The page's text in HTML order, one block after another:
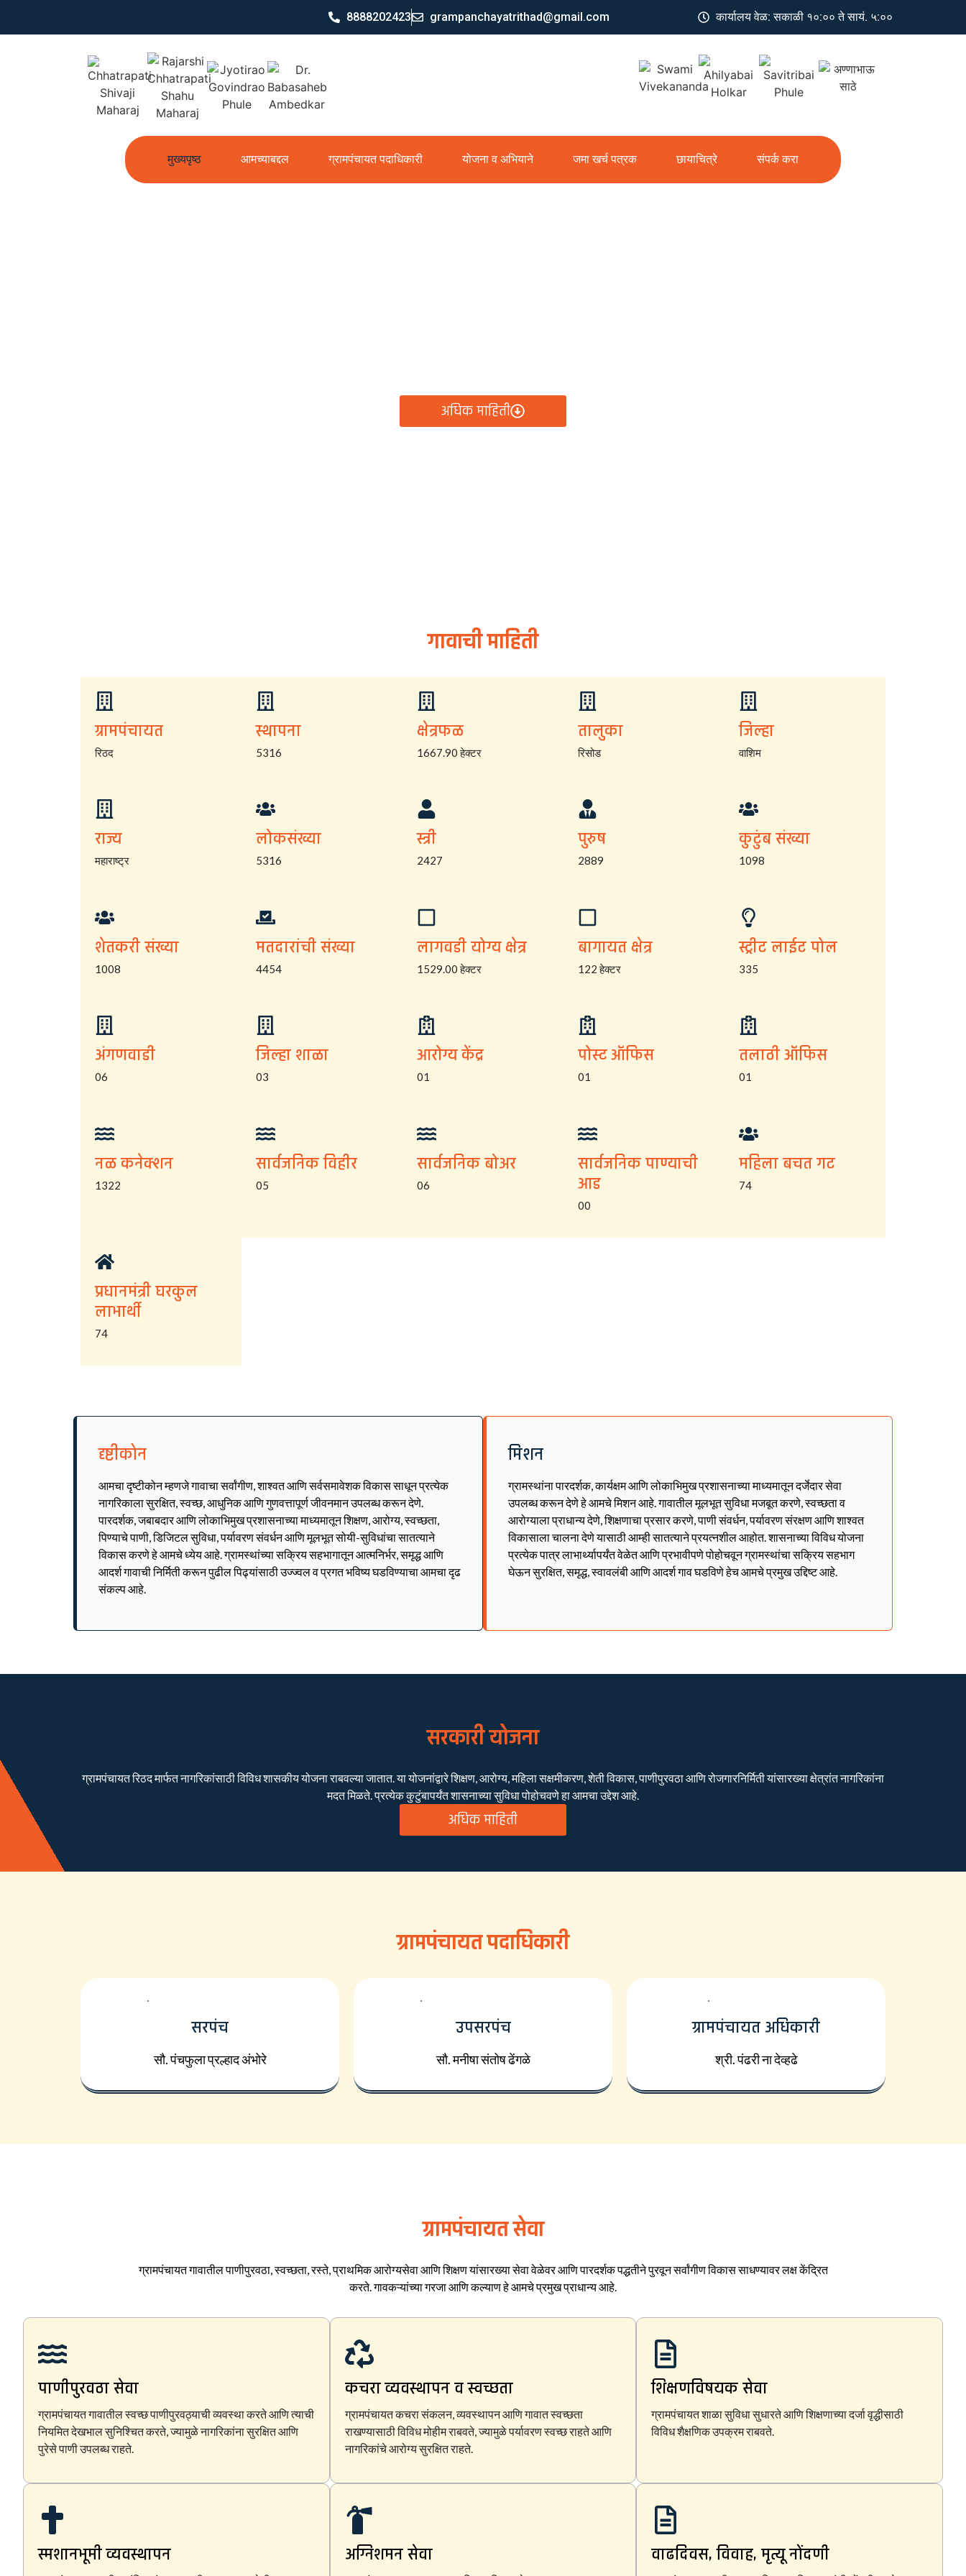
8888202423 grampanchayatrithad@gmail.com कार्यालय वेळ: सकाळी १०:०० ते सायं. ५:००
मुख्यपृष्ठ आमच्याबद्दल ग्रामपंचायत पदाधिकारी योजना व अभियाने जमा खर्च पत्रक छायाचित्रे संपर्क करा
अधिक माहिती
गावाची माहिती
ग्रामपंचायत
रिठद
स्थापना
5316
क्षेत्रफळ
1667.90 हेक्टर
तालुका
रिसोड
जिल्हा
वाशिम
राज्य
महाराष्ट्र
लोकसंख्या
5316
स्त्री
2427
पुरुष
2889
कुटुंब संख्या
1098
शेतकरी संख्या
1008
मतदारांची संख्या
4454
लागवडी योग्य क्षेत्र
1529.00 हेक्टर
बागायत क्षेत्र
122 हेक्टर
स्ट्रीट लाईट पोल
335
अंगणवाडी
06
जिल्हा शाळा
03
आरोग्य केंद्र
01
पोस्ट ऑफिस
01
तलाठी ऑफिस
01
नळ कनेक्शन
1322
सार्वजनिक विहीर
05
सार्वजनिक बोअर
06
सार्वजनिक पाण्याची
आड
00
महिला बचत गट
74
प्रधानमंत्री घरकुल
लाभार्थी
74
दृष्टीकोन
आमचा दृष्टीकोन म्हणजे गावाचा सर्वांगीण, शाश्वत आणि सर्वसमावेशक विकास साधून प्रत्येक
नागरिकाला सुरक्षित, स्वच्छ, आधुनिक आणि गुणवत्तापूर्ण जीवनमान उपलब्ध करून देणे.
पारदर्शक, जबाबदार आणि लोकाभिमुख प्रशासनाच्या माध्यमातून शिक्षण, आरोग्य, स्वच्छता,
पिण्याचे पाणी, डिजिटल सुविधा, पर्यावरण संवर्धन आणि मूलभूत सोयी-सुविधांचा सातत्याने
विकास करणे हे आमचे ध्येय आहे. ग्रामस्थांच्या सक्रिय सहभागातून आत्मनिर्भर, समृद्ध आणि
आदर्श गावाची निर्मिती करून पुढील पिढ्यांसाठी उज्ज्वल व प्रगत भविष्य घडविण्याचा आमचा दृढ
संकल्प आहे.
मिशन
ग्रामस्थांना पारदर्शक, कार्यक्षम आणि लोकाभिमुख प्रशासनाच्या माध्यमातून दर्जेदार सेवा
उपलब्ध करून देणे हे आमचे मिशन आहे. गावातील मूलभूत सुविधा मजबूत करणे, स्वच्छता व
आरोग्याला प्राधान्य देणे, शिक्षणाचा प्रसार करणे, पाणी संवर्धन, पर्यावरण संरक्षण आणि शाश्वत
विकासाला चालना देणे यासाठी आम्ही सातत्याने प्रयत्नशील आहोत. शासनाच्या विविध योजना
प्रत्येक पात्र लाभार्थ्यापर्यंत वेळेत आणि प्रभावीपणे पोहोचवून ग्रामस्थांचा सक्रिय सहभाग
घेऊन सुरक्षित, समृद्ध, स्वावलंबी आणि आदर्श गाव घडविणे हेच आमचे प्रमुख उद्दिष्ट आहे.
सरकारी योजना
ग्रामपंचायत रिठद मार्फत नागरिकांसाठी विविध शासकीय योजना राबवल्या जातात. या योजनांद्वारे शिक्षण, आरोग्य, महिला सक्षमीकरण, शेती विकास, पाणीपुरवठा आणि रोजगारनिर्मिती यांसारख्या क्षेत्रांत नागरिकांना
मदत मिळते. प्रत्येक कुटुंबापर्यंत शासनाच्या सुविधा पोहोचवणे हा आमचा उद्देश आहे.
अधिक माहिती
ग्रामपंचायत पदाधिकारी
सरपंच
सौ. पंचफुला प्रल्हाद अंभोरे
उपसरपंच
सौ. मनीषा संतोष ढेंगळे
ग्रामपंचायत अधिकारी
श्री. पंढरी ना देव्हढे
ग्रामपंचायत सेवा
ग्रामपंचायत गावातील पाणीपुरवठा, स्वच्छता, रस्ते, प्राथमिक आरोग्यसेवा आणि शिक्षण यांसारख्या सेवा वेळेवर आणि पारदर्शक पद्धतीने पुरवून सर्वांगीण विकास साधण्यावर लक्ष केंद्रित
करते. गावकऱ्यांच्या गरजा आणि कल्याण हे आमचे प्रमुख प्राधान्य आहे.
पाणीपुरवठा सेवा
ग्रामपंचायत गावातील स्वच्छ पाणीपुरवठ्याची व्यवस्था करते आणि त्याची
नियमित देखभाल सुनिश्चित करते, ज्यामुळे नागरिकांना सुरक्षित आणि
पुरेसे पाणी उपलब्ध राहते.
कचरा व्यवस्थापन व स्वच्छता
ग्रामपंचायत कचरा संकलन, व्यवस्थापन आणि गावात स्वच्छता
राखण्यासाठी विविध मोहीम राबवते, ज्यामुळे पर्यावरण स्वच्छ राहते आणि
नागरिकांचे आरोग्य सुरक्षित राहते.
शिक्षणविषयक सेवा
ग्रामपंचायत शाळा सुविधा सुधारते आणि शिक्षणाच्या दर्जा वृद्धीसाठी
विविध शैक्षणिक उपक्रम राबवते.
स्मशानभूमी व्यवस्थापन अग्निशमन सेवा वाढदिवस, विवाह, मृत्यू नोंदणी